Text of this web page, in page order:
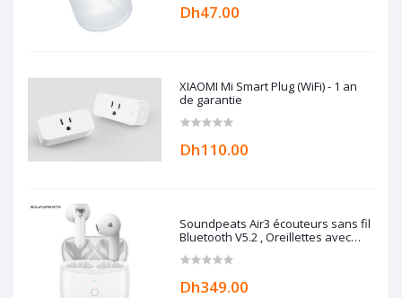
Dh47.00
XIAOMI Mi Smart Plug (WiFi) - 1 an
de garantie
Dh110.00
Soundpeats Air3 écouteurs sans fil
Bluetooth V5.2 , Oreillettes avec
4 micros et CVC 8.0, Mode jeu
Dh349.00